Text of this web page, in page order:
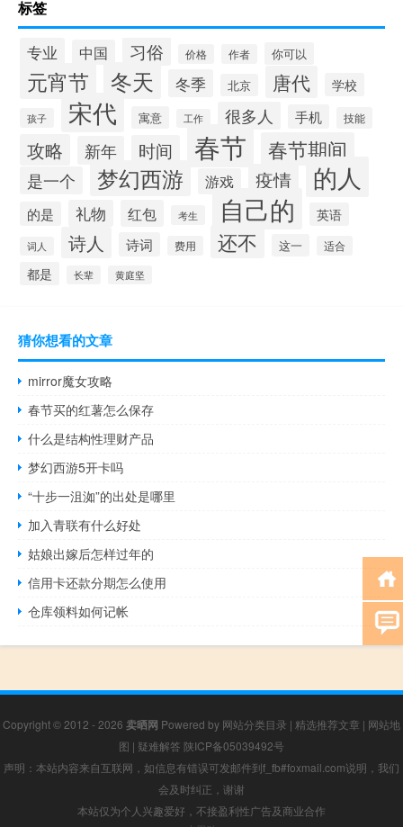
标签
专业 中国 习俗 价格 作者 你可以
元宵节 冬天 冬季 北京 唐代 学校
孩子 宋代 寓意 工作 很多人 手机 技能
攻略 新年 时间 春节 春节期间
是一个 梦幻西游 游戏 疫情 的人
的是 礼物 红包 考生 自己的 英语
词人 诗人 诗词 费用 还不 这一 适合
都是 长辈 黄庭坚
猜你想看的文章
mirror魔女攻略
春节买的红薯怎么保存
什么是结构性理财产品
梦幻西游5开卡吗
“十步一沮洳”的出处是哪里
加入青联有什么好处
姑娘出嫁后怎样过年的
信用卡还款分期怎么使用
仓库领料如何记帐
Copyright © 2012 - 2026 卖晒网 Powered by 网站分类目录 | 精选推荐文章 | 网站地
图 | 疑难解答 陕ICP备05039492号
声明：本站内容来自互联网，如信息有错误可发邮件到f_fb#foxmail.com说明，我们
会及时纠正，谢谢
本站仅为个人兴趣爱好，不接盈利性广告及商业合作